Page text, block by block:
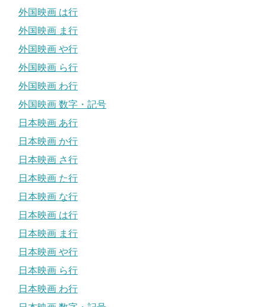
外国映画 は行
外国映画 ま行
外国映画 や行
外国映画 ら行
外国映画 わ行
外国映画 数字・記号
日本映画 あ行
日本映画 か行
日本映画 さ行
日本映画 た行
日本映画 な行
日本映画 は行
日本映画 ま行
日本映画 や行
日本映画 ら行
日本映画 わ行